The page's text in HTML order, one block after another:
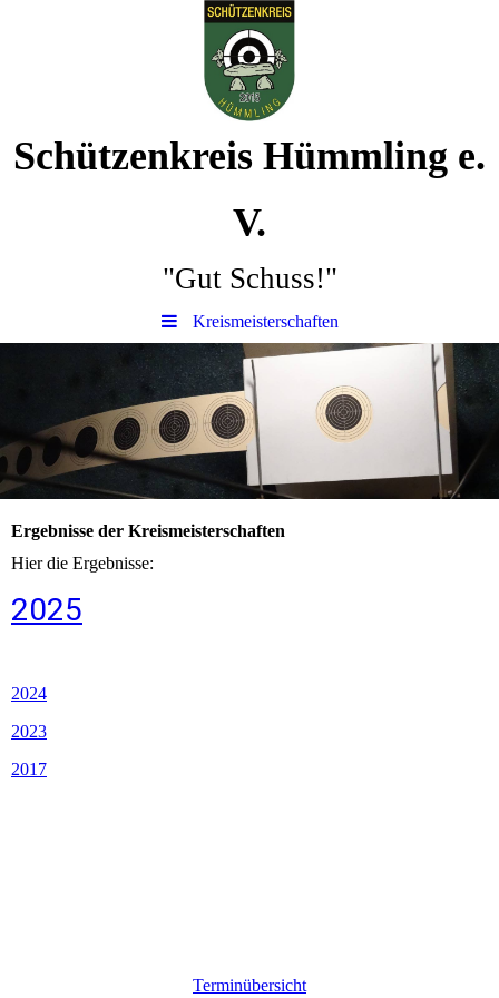
Schützenkreis Hümmling e.
V.
"Gut Schuss!"
Kreismeisterschaften
Ergebnisse der Kreismeisterschaften
Hier die Ergebnisse:
2025
2024
2023
2017
Terminübersicht